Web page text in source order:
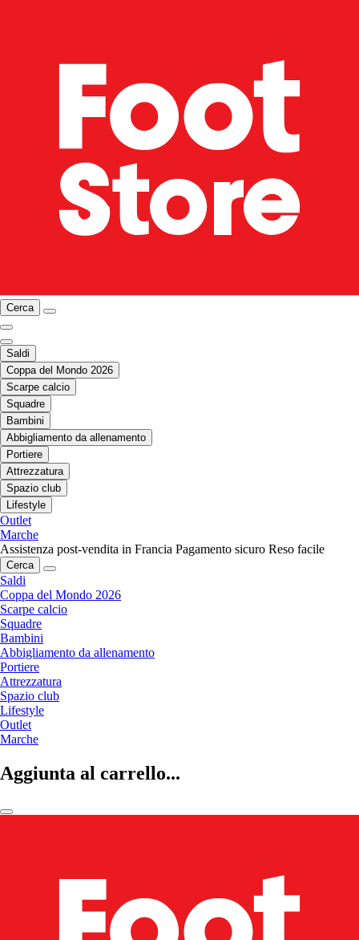
Cerca
Saldi
Coppa del Mondo 2026
Scarpe calcio
Squadre
Bambini
Abbigliamento da allenamento
Portiere
Attrezzatura
Spazio club
Lifestyle
Outlet
Marche
Assistenza post-vendita in Francia Pagamento sicuro Reso facile
Cerca
Saldi
Coppa del Mondo 2026
Scarpe calcio
Squadre
Bambini
Abbigliamento da allenamento
Portiere
Attrezzatura
Spazio club
Lifestyle
Outlet
Marche
Aggiunta al carrello...